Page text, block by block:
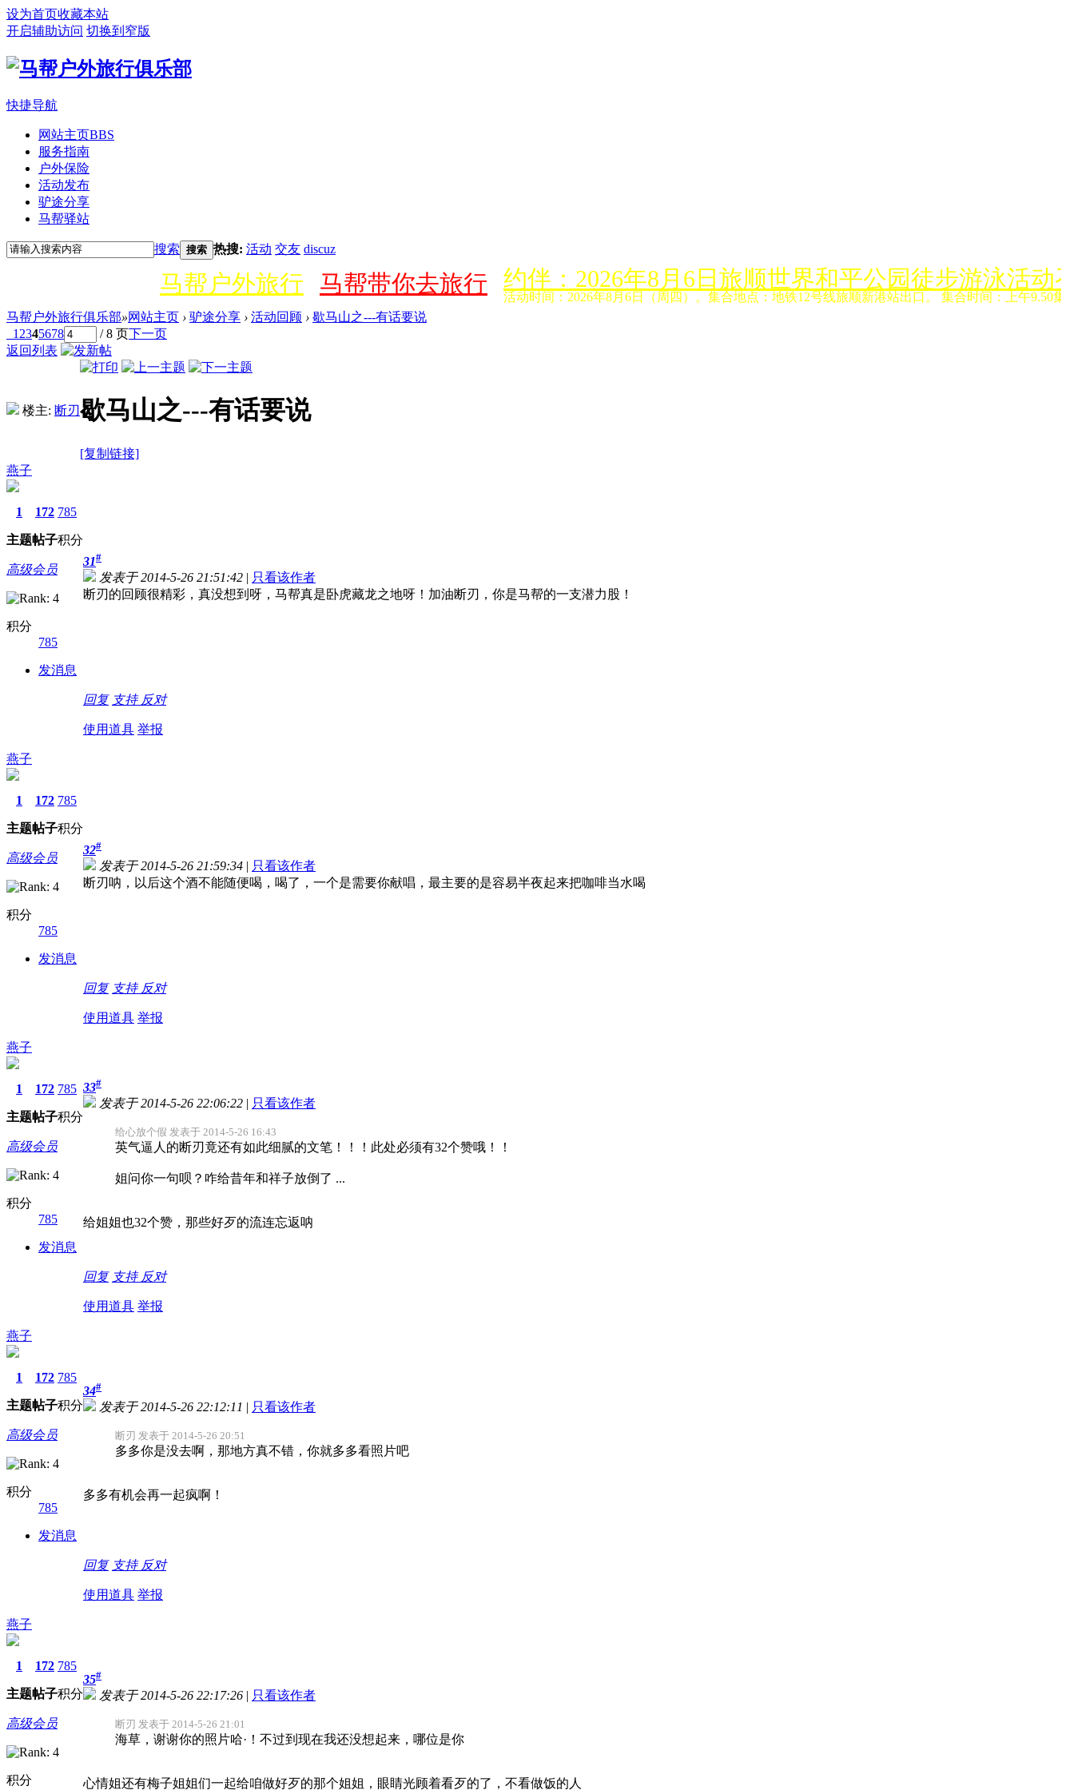
设为首页收藏本站
开启辅助访问 切换到窄版
快捷导航
网站主页BBS
服务指南
户外保险
活动发布
驴途分享
马帮驿站
搜索 搜索 热搜: 活动 交友 discuz
马帮户外旅行 马帮带你去旅行 约伴：2026年8月6日旅顺世界和平公园徒步游泳活动
活动时间：2026年8月6日（周四）。集合地点：地铁12号线旅顺新港站出口。 集合时间：上午9.50集
马帮户外旅行俱乐部»网站主页 › 驴途分享 › 活动回顾 › 歇马山之---有话要说
1 2345678 / 8 页下一页
返回列表
楼主: 断刃歇马山之---有话要说
[复制链接]
燕子
1
主题
172
帖子
785
积分
高级会员
积分
785
发消息
31#
发表于 2014-5-26 21:51:42 | 只看该作者
断刃的回顾很精彩，真没想到呀，马帮真是卧虎藏龙之地呀！加油断刃，你是马帮的一支潜力股！
回复 支持 反对
使用道具 举报
燕子
1
主题
172
帖子
785
积分
高级会员
积分
785
发消息
32#
发表于 2014-5-26 21:59:34 | 只看该作者
断刃呐，以后这个酒不能随便喝，喝了，一个是需要你献唱，最主要的是容易半夜起来把咖啡当水喝
回复 支持 反对
使用道具 举报
燕子
1
主题
172
帖子
785
积分
高级会员
积分
785
发消息
33#
发表于 2014-5-26 22:06:22 | 只看该作者
给心放个假 发表于 2014-5-26 16:43
英气逼人的断刃竟还有如此细腻的文笔！！！此处必须有32个赞哦！！
姐问你一句呗？咋给昔年和祥子放倒了 ...
给姐姐也32个赞，那些好歹的流连忘返呐
回复 支持 反对
使用道具 举报
燕子
1
主题
172
帖子
785
积分
高级会员
积分
785
发消息
34#
发表于 2014-5-26 22:12:11 | 只看该作者
断刃 发表于 2014-5-26 20:51
多多你是没去啊，那地方真不错，你就多多看照片吧
多多有机会再一起疯啊！
回复 支持 反对
使用道具 举报
燕子
1
主题
172
帖子
785
积分
高级会员
积分
35#
发表于 2014-5-26 22:17:26 | 只看该作者
断刃 发表于 2014-5-26 21:01
海草，谢谢你的照片哈·！不过到现在我还没想起来，哪位是你
心情姐还有梅子姐姐们一起给咱做好歹的那个姐姐，眼睛光顾着看歹的了，不看做饭的人